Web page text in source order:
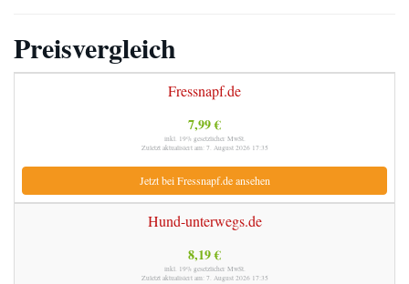
Preisvergleich
Fressnapf.de
7,99 €
inkl. 19% gesetzlicher MwSt.
Zuletzt aktualisiert am: 7. August 2026 17:35
Jetzt bei Fressnapf.de ansehen
Hund-unterwegs.de
8,19 €
inkl. 19% gesetzlicher MwSt.
Zuletzt aktualisiert am: 7. August 2026 17:35